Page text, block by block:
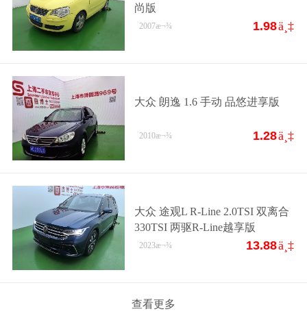
尚版
1.98ä¸‡
2007æ¬¾
大众 朗逸 1.6 手动 品悠进享版
1.28ä¸‡
2010æ¬¾
大众 途观L R-Line 2.0TSI 双离合
330TSI 两驱R-Line越享版
13.88ä¸‡
2023æ¬¾
查看更多